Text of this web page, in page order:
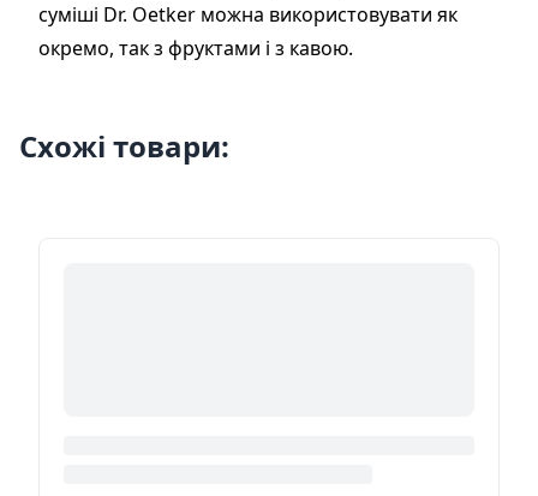
суміші Dr. Oetker можна використовувати як
окремо, так з фруктами і з кавою.
Схожі товари: